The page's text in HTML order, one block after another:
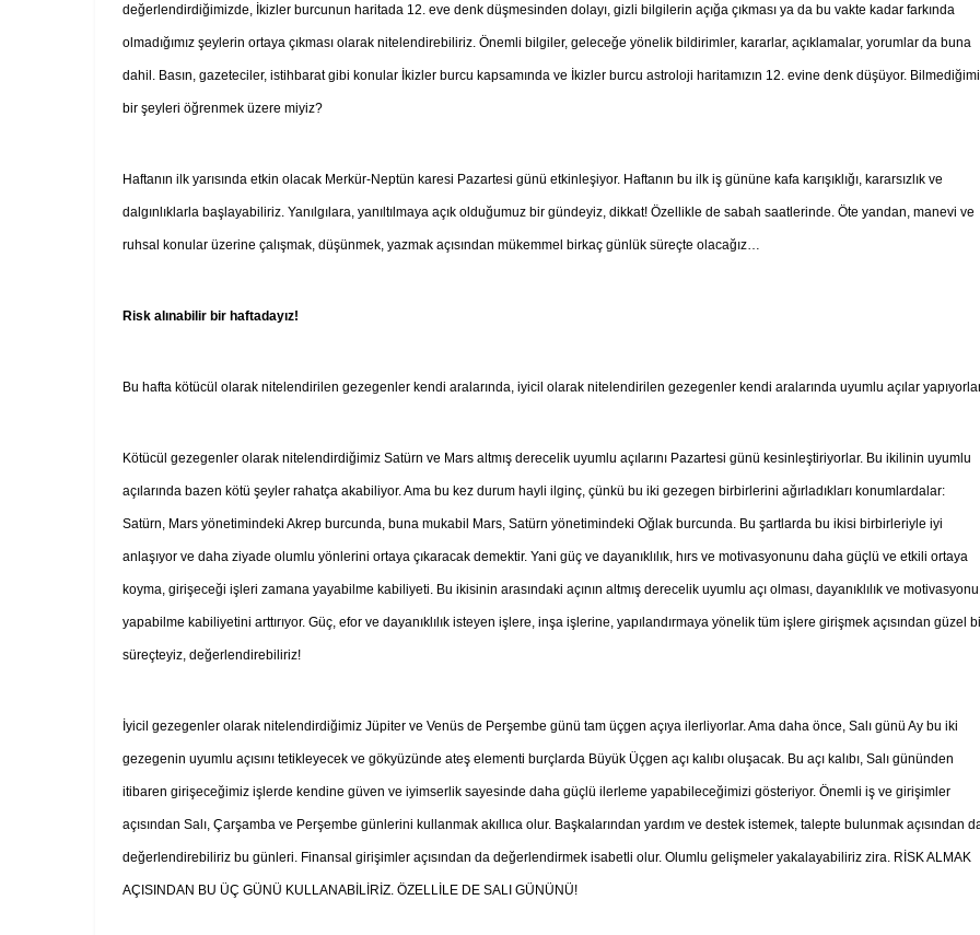
değerlendirdiğimizde, İkizler burcunun haritada 12. eve denk düşmesinden dolayı, gizli bilgilerin açığa çıkması ya da bu vakte kadar farkında
olmadığımız şeylerin ortaya çıkması olarak nitelendirebiliriz. Önemli bilgiler, geleceğe yönelik bildirimler, kararlar, açıklamalar, yorumlar da buna
dahil. Basın, gazeteciler, istihbarat gibi konular İkizler burcu kapsamında ve İkizler burcu astroloji haritamızın 12. evine denk düşüyor.
bir şeyleri öğrenmek üzere miyiz?
Haftanın ilk yarısında etkin olacak Merkür-Neptün karesi Pazartesi günü etkinleşiyor. Haftanın bu ilk iş gününe kafa karışıklığı, kararsızlık ve
dalgınlıklarla başlayabiliriz. Yanılgılara, yanıltılmaya açık olduğumuz bir gündeyiz, dikkat! Özellikle de sabah saatlerinde. Öte yandan, manevi ve
ruhsal konular üzerine çalışmak, düşünmek, yazmak açısından mükemmel birkaç günlük süreçte olacağız…
Risk alınabilir bir haftadayız!
Bu hafta kötücül olarak nitelendirilen gezegenler kendi aralarında, iyicil olarak nitelendirilen gezegenler kendi aralarında uyumlu açılar
Kötücül gezegenler olarak nitelendirdiğimiz Satürn ve Mars altmış derecelik uyumlu açılarını Pazartesi günü kesinleştiriyorlar. Bu ikilinin uyumlu
açılarında bazen kötü şeyler rahatça akabiliyor. Ama bu kez durum hayli ilginç, çünkü bu iki gezegen birbirlerini ağırladıkları konumlardalar:
Satürn, Mars yönetimindeki Akrep burcunda, buna mukabil Mars, Satürn yönetimindeki Oğlak burcunda. Bu şartlarda bu ikisi birbirleriyle iyi
anlaşıyor ve daha ziyade olumlu yönlerini ortaya çıkaracak demektir. Yani güç ve dayanıklılık, hırs ve motivasyonunu daha güçlü ve etkili ortaya
koyma, girişeceği işleri zamana yayabilme kabiliyeti. Bu ikisinin arasındaki açının altmış derecelik uyumlu açı olması, dayanıklılık ve
yapabilme kabiliyetini arttırıyor. Güç, efor ve dayanıklılık isteyen işlere, inşa işlerine, yapılandırmaya yönelik tüm işlere girişmek açısından güzel
süreçteyiz, değerlendirebiliriz!
İyicil gezegenler olarak nitelendirdiğimiz Jüpiter ve Venüs de Perşembe günü tam üçgen açıya ilerliyorlar. Ama daha önce, Salı günü Ay bu iki
gezegenin uyumlu açısını tetikleyecek ve gökyüzünde ateş elementi burçlarda Büyük Üçgen açı kalıbı oluşacak. Bu açı kalıbı, Salı gününden
itibaren girişeceğimiz işlerde kendine güven ve iyimserlik sayesinde daha güçlü ilerleme yapabileceğimizi gösteriyor. Önemli iş ve girişimler
açısından Salı, Çarşamba ve Perşembe günlerini kullanmak akıllıca olur. Başkalarından yardım ve destek istemek, talepte bulunmak açısından
değerlendirebiliriz bu günleri. Finansal girişimler açısından da değerlendirmek isabetli olur. Olumlu gelişmeler yakalayabiliriz zira. RİSK ALMAK
AÇISINDAN BU ÜÇ GÜNÜ KULLANABİLİRİZ. ÖZELLİLE DE SALI GÜNÜNÜ!